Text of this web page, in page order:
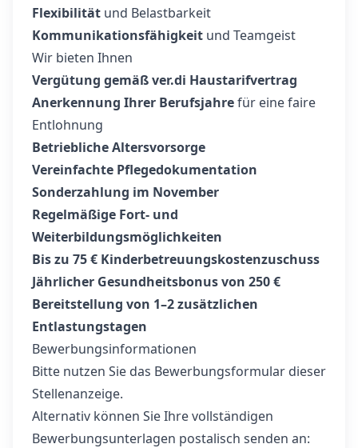
Flexibilität und Belastbarkeit
Kommunikationsfähigkeit und Teamgeist
Wir bieten Ihnen
Vergütung gemäß ver.di Haustarifvertrag
Anerkennung Ihrer Berufsjahrefür eine faire
Entlohnung
Betriebliche Altersvorsorge
Vereinfachte Pflegedokumentation
Sonderzahlung im November
Regelmäßige Fort- und
Weiterbildungsmöglichkeiten
Bis zu 75 € Kinderbetreuungskostenzuschuss
Jährlicher Gesundheitsbonus von 250 €
Bereitstellung von 1–2 zusätzlichen
Entlastungstagen
Bewerbungsinformationen
Bitte nutzen Sie das Bewerbungsformular dieser
Stellenanzeige.
Alternativ können Sie Ihre vollständigen
Bewerbungsunterlagen postalisch senden an: